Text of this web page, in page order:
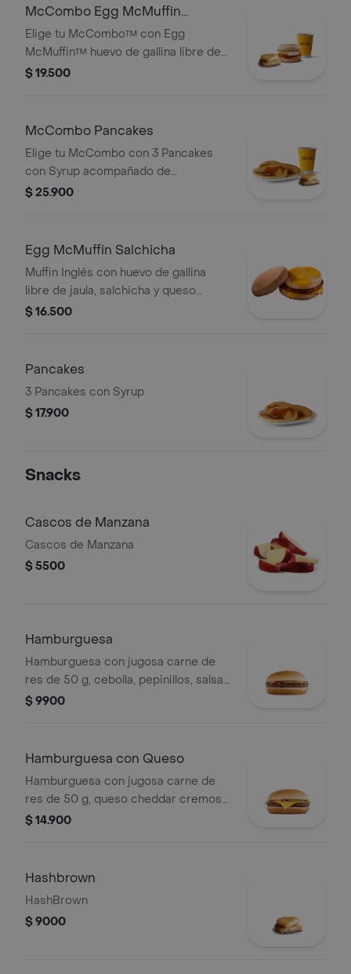
Certificación Rainforest Alliance.
McCombo Egg McMuffin
Tocineta
Elige tu McCombo™ con Egg
McMuffin™ huevo de gallina libre de
jaula, queso cheddar, tocineta y
Certificación Rainforest Alliance.
$ 19.500
McCombo Pancakes
Elige tu McCombo con 3 Pancakes
con Syrup acompañado de
HashBrown y café mediano 100%
$ 25.900
Egg McMuffin Salchicha
Muffin Inglés con huevo de gallina
libre de jaula, salchicha y queso
cheddar.
$ 16.500
Pancakes
3 Pancakes con Syrup
$ 17.900
Snacks
Cascos de Manzana
Cascos de Manzana
$ 5500
Hamburguesa
Hamburguesa con jugosa carne de
res de 50 g, cebolla, pepinillos, salsa
de tomate y mostaza, en pan suave
$ 9900
Hamburguesa con Queso
Hamburguesa con jugosa carne de
res de 50 g, queso cheddar cremoso,
cebolla, pepinillos, salsa de tomate y
$ 14.900
Hashbrown
HashBrown
$ 9000